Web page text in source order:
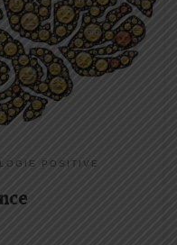
faciliter la pensée, à
ainsi qu'a réguler
POSITIVE